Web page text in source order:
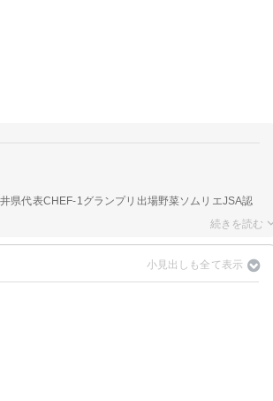
県代表CHEF-1グランプリ出場野菜ソムリエJSA認